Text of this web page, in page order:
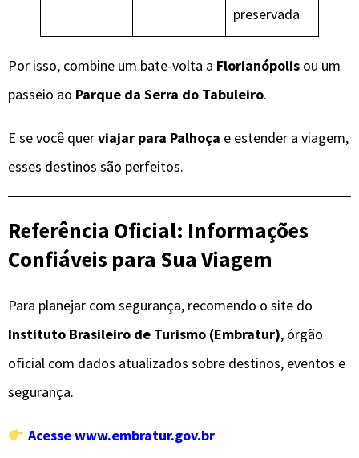
preservada
Por isso, combine um bate-volta a Florianópolis ou um
passeio ao Parque da Serra do Tabuleiro.
E se você querviajar para Palhoça e estender a viagem,
esses destinos são perfeitos.
Referência Oficial: Informações
Confiáveis para Sua Viagem
Para planejar com segurança, recomendo o site do
Instituto Brasileiro de Turismo (Embratur), órgão
oficial com dados atualizados sobre destinos, eventos e
segurança.
Acesse www.embratur.gov.br